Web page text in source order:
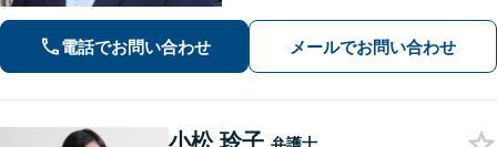
をレジュメにしてご提供します。離婚
問題、不動産・住まい、借金、労働雇
用、企業法務など
電話でお問い合わせ メールでお問い合わせ
小松 玲子